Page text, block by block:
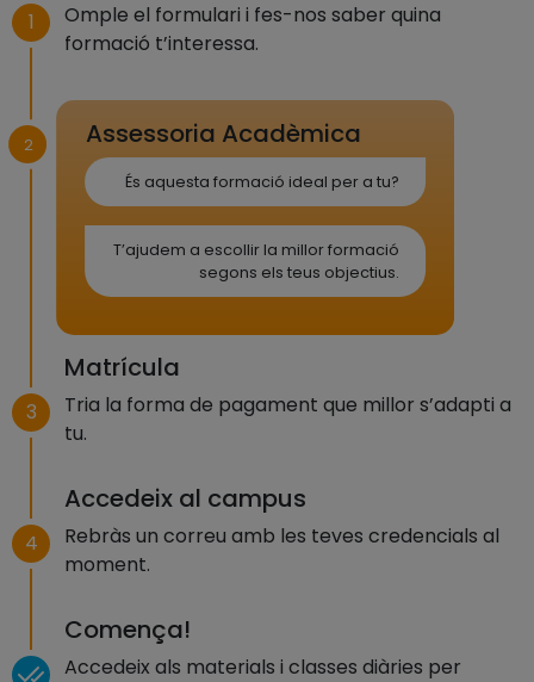
1
Omple el formulari i fes-nos saber quina
formació t’interessa.
2 Assessoria Acadèmica
És aquesta formació ideal per a tu?
T’ajudem a escollir la millor formació
segons els teus objectius.
3
Matrícula
Tria la forma de pagament que millor s’adapti a
tu.
4
Accedeix al campus
Rebràs un correu amb les teves credencials al
moment.
Comença!
Accedeix als materials i classes diàries per